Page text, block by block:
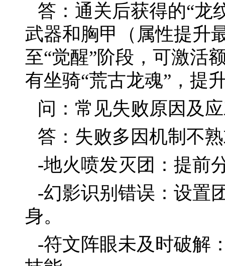
答：通关后获得的“龙
武器和胸甲（属性提升
至“觉醒”阶段，可激活
有坐骑“荒古龙魂”，提
问：常见失败原因及
答：失败多因机制不
-地火喷发灭团：提前
-幻影识别错误：设置
身。
-符文阵眼未及时破解